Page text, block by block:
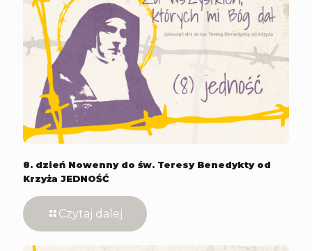
8. dzień Nowenny do św. Teresy Benedykty od
Krzyża JEDNOŚĆ
Czytaj dalej